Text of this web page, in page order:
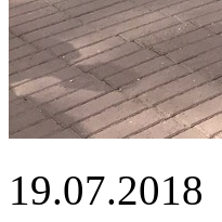
19.07.2018